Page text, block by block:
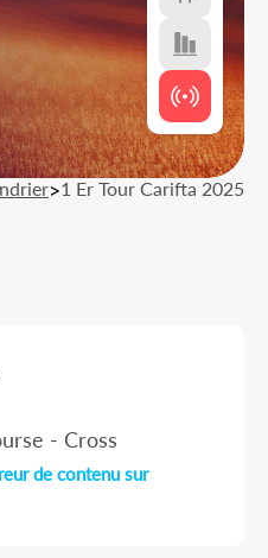
>1 Er Tour Carifta 2025
- Cross
de contenu sur